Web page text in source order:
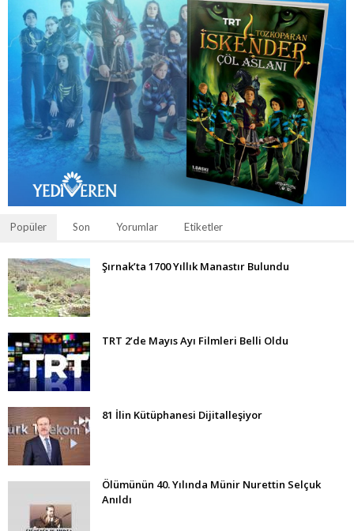
Popüler Son Yorumlar Etiketler
Şırnak’ta 1700 Yıllık Manastır Bulundu
TRT 2’de Mayıs Ayı Filmleri Belli Oldu
81 İlin Kütüphanesi Dijitalleşiyor
Ölümünün 40. Yılında Münir Nurettin Selçuk
Anıldı